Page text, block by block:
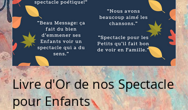
Livre d'Or de nos Spectacle
pour Enfants